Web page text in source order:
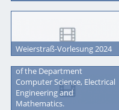
Weierstraß-Vorlesung 2024
of the Department
Computer Science, Electrical
Engineering and
Mathematics.